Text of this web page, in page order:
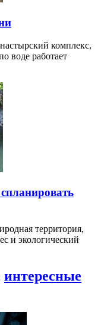
комплекс,
воде работает
территория,
и экологический
интересные